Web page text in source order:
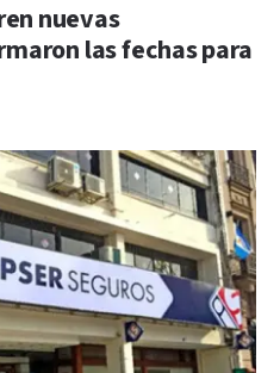
nuevas
las fechas para